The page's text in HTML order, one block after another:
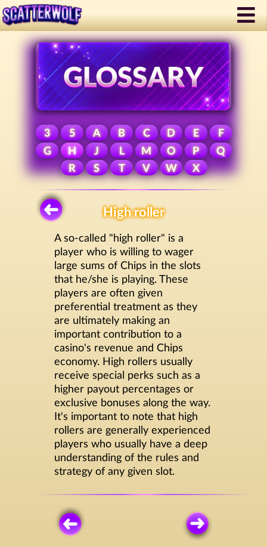
3 5 A B C D E
F
G
H J L M O P
Q
R
S T V W X
High roller
A so-called "high roller" is a
player who is willing to wager
large sums of Chips in the slots
that he/she is playing. These
players are often given
preferential treatment as they
are ultimately making an
important contribution to a
casino's revenue and Chips
economy. High rollers usually
receive special perks such as a
higher payout percentages or
exclusive bonuses along the way.
It's important to note that high
rollers are generally experienced
players who usually have a deep
understanding of the rules and
strategy of any given slot.